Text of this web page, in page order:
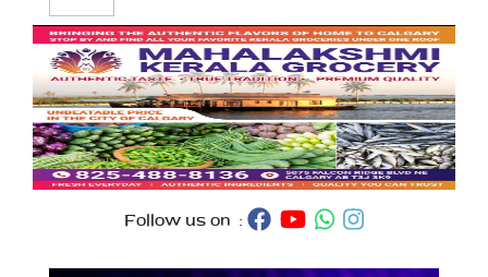
Follow us on :